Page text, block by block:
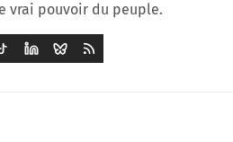
vrai pouvoir du peuple.